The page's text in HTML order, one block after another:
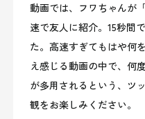
動画では、フワちゃんが
速で友人に紹介。15秒間
た。高速すぎてもはや何
え感じる動画の中で、何
が多用されるという、ツ
観をお楽しみください。